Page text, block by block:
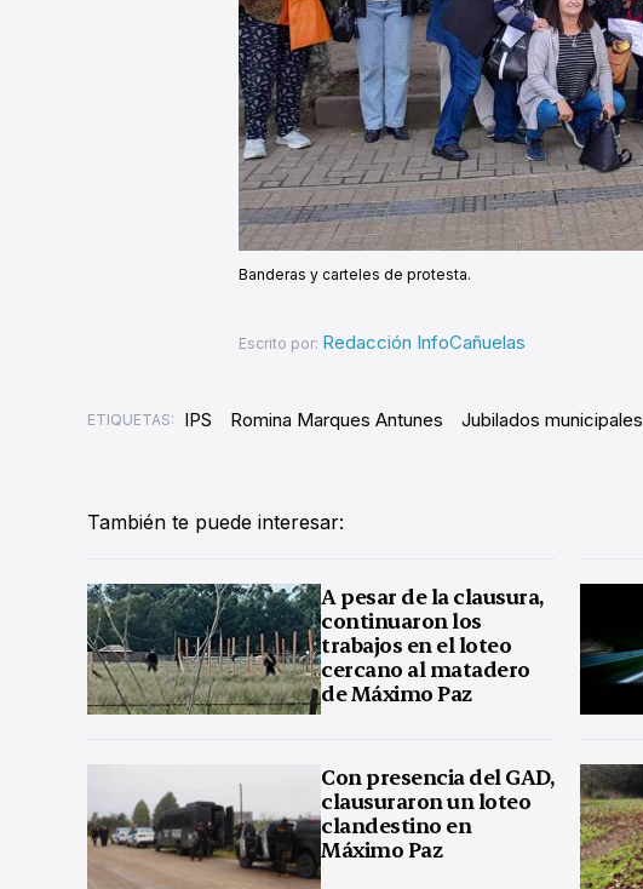
Banderas y carteles de protesta.
Escrito por: Redacción InfoCañuelas
ETIQUETAS: IPS Romina Marques Antunes Jubilados municipales
También te puede interesar:
A pesar de la clausura,
continuaron los
trabajos en el loteo
cercano al matadero
de Máximo Paz
Con presencia del GAD,
clausuraron un loteo
clandestino en
Máximo Paz